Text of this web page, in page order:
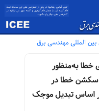
المللی مهندسی برق
خطا به‌منظور
سکشن خطا در
اساس تبدیل موجک